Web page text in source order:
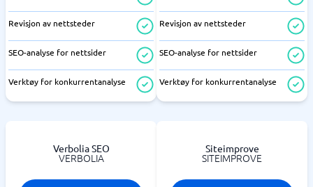
Revisjon av nettsteder
SEO-analyse for nettsider
Verktøy for konkurrentanalyse
Revisjon av nettsteder
SEO-analyse for nettsider
Verktøy for konkurrentanalyse
Verbolia SEO
VERBOLIA
Siteimprove
SITEIMPROVE